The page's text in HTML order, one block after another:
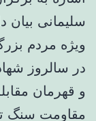
سلیمانی
ویژه مردم
در سالروز
و قهرمان
مقاومت سنگ